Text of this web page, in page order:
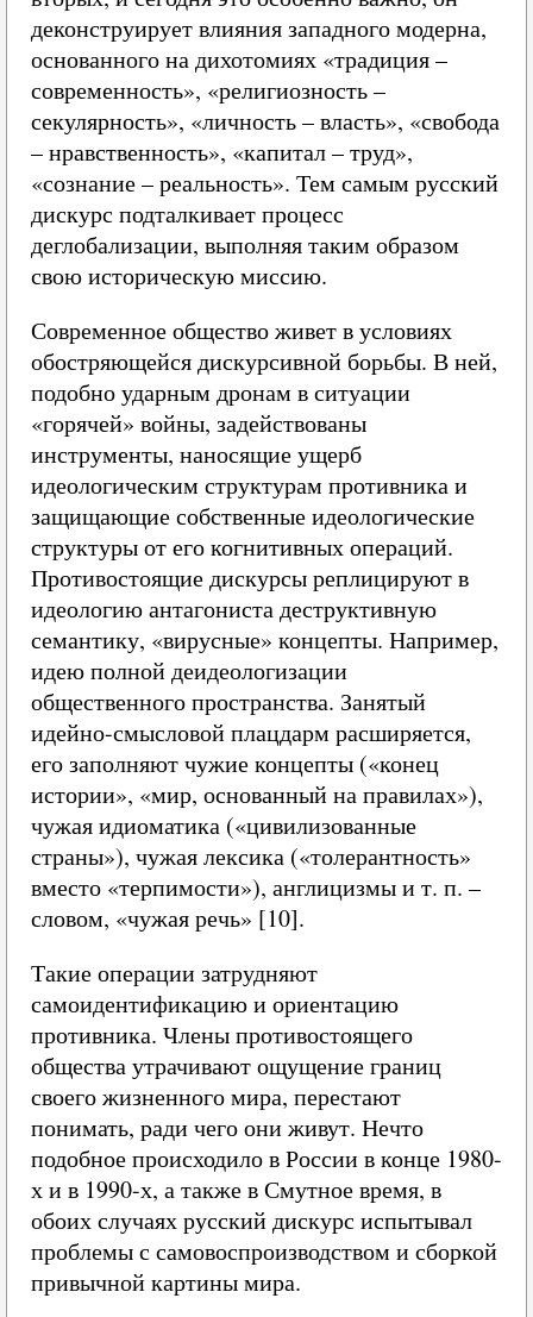
деконструирует влияния западного модерна,
основанного на дихотомиях «традиция –
современность», «религиозность –
секулярность», «личность – власть», «свобода
– нравственность», «капитал – труд»,
«сознание – реальность». Тем самым русский
дискурс подталкивает процесс
деглобализации, выполняя таким образом
свою историческую миссию.
Современное общество живет в условиях
обостряющейся дискурсивной борьбы. В ней,
подобно ударным дронам в ситуации
«горячей» войны, задействованы
инструменты, наносящие ущерб
идеологическим структурам противника и
защищающие собственные идеологические
структуры от его когнитивных операций.
Противостоящие дискурсы реплицируют в
идеологию антагониста деструктивную
семантику, «вирусные» концепты. Например,
идею полной деидеологизации
общественного пространства. Занятый
идейно-смысловой плацдарм расширяется,
его заполняют чужие концепты («конец
истории», «мир, основанный на правилах»),
чужая идиоматика («цивилизованные
страны»), чужая лексика («толерантность»
вместо «терпимости»), англицизмы и т. п. –
словом, «чужая речь» [10].
Такие операции затрудняют
самоидентификацию и ориентацию
противника. Члены противостоящего
общества утрачивают ощущение границ
своего жизненного мира, перестают
понимать, ради чего они живут. Нечто
подобное происходило в России в конце 1980-
х и в 1990-х, а также в Смутное время, в
обоих случаях русский дискурс испытывал
проблемы с самовоспроизводством и сборкой
привычной картины мира.